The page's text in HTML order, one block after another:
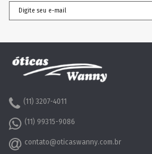
(11) 3207-4011
(11) 99315-9086
contato@oticaswanny.com.br